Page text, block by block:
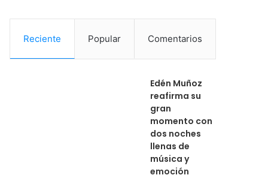
Reciente Popular Comentarios
Edén Muñoz
reafirma su
gran
momento con
dos noches
llenas de
música y
emoción